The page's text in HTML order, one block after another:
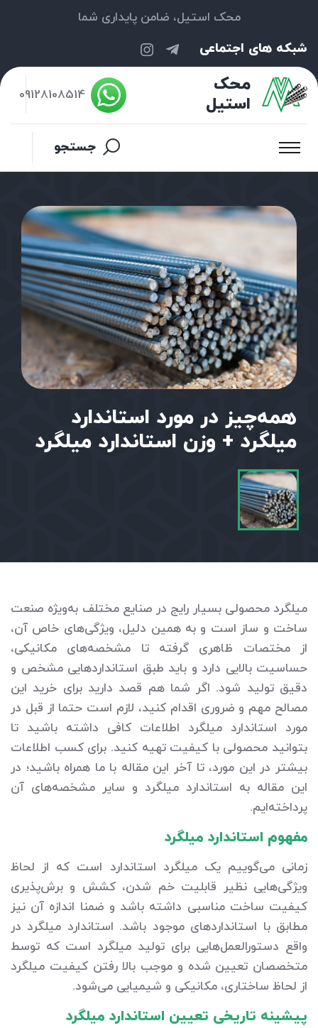
محک استیل، ضامن پایداری شما
شبکه های اجتماعی
محک
استیل
09128108514
جستجو
همه‌چیز در مورد استاندارد
میلگرد + وزن استاندارد میلگرد
میلگرد محصولی بسیار رایج در صنایع مختلف به‌ویژه صنعت
ساخت و ساز است و به همین دلیل، ویژگی‌های خاص آن،
از مختصات ظاهری گرفته تا مشخصه‌های مکانیکی،
حساسیت بالایی دارد و باید طبق استانداردهایی مشخص و
دقیق تولید شود. اگر شما هم قصد دارید برای خرید این
مصالح مهم و ضروری اقدام کنید، لازم است حتما از قبل در
مورد استاندارد میلگرد اطلاعات کافی داشته باشید تا
بتوانید محصولی با کیفیت تهیه کنید. برای کسب اطلاعات
بیشتر در این مورد، تا آخر این مقاله با ما همراه باشید؛ در
این مقاله به استاندارد میلگرد و سایر مشخصه‌های آن
پرداخته‌ایم.
مفهوم استاندارد میلگرد
زمانی می‌گوییم یک میلگرد استاندارد است که از لحاظ
ویژگی‌هایی نظیر قابلیت خم شدن، کشش و برش‌پذیری
کیفیت ساخت مناسبی داشته باشد و ضمنا اندازه آن نیز
مطابق با استانداردهای موجود باشد. استاندارد میلگرد در
واقع دستورالعمل‌هایی برای تولید میلگرد است که توسط
متخصصان تعیین شده و موجب بالا رفتن کیفیت میلگرد
از لحاظ ساختاری، مکانیکی و شیمیایی می‌شود.
پیشینه تاریخی تعیین استاندارد میلگرد